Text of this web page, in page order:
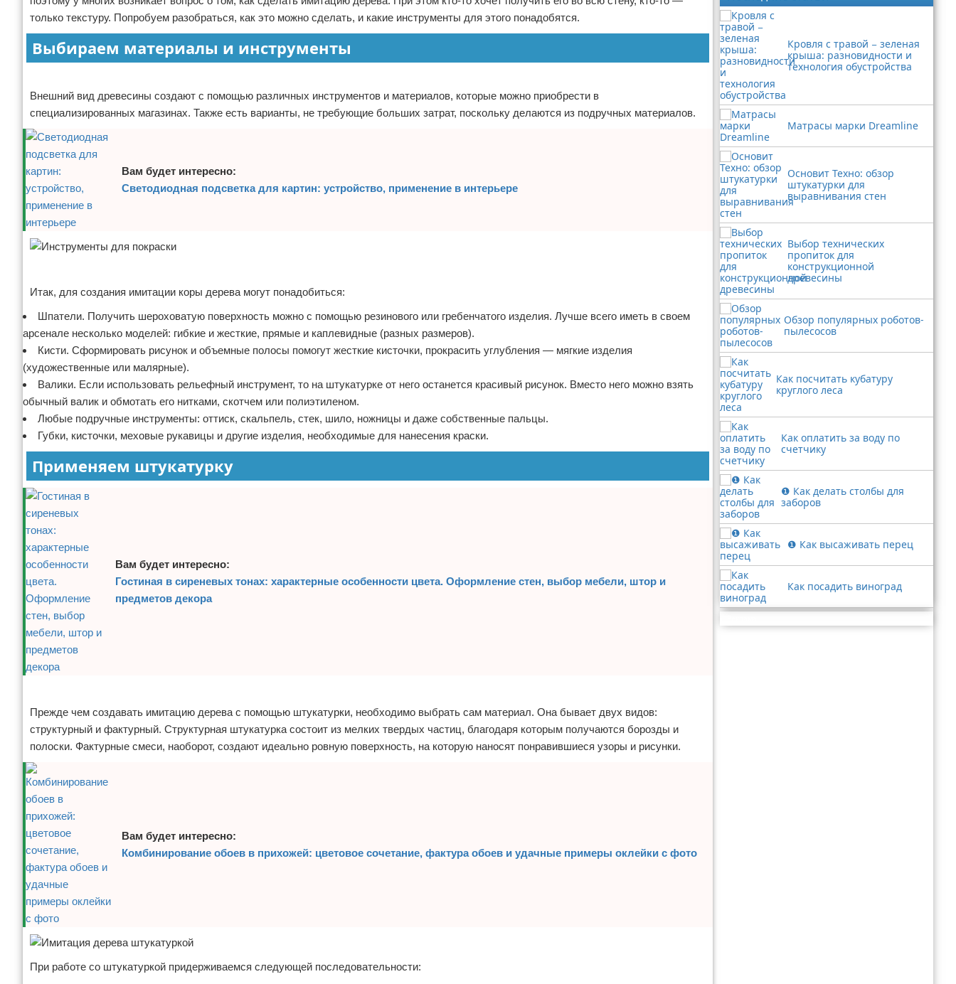
Домашний быт
Коммунальные услуги
Безопасность
Стройматериалы
Разное
Отказ от ответственности
только текстуру. Попробуем разобраться, как это можно сделать, и какие инструменты для этого понадобятся.
Выбираем материалы и инструменты
Внешний вид древесины создают с помощью различных инструментов и материалов, которые можно приобрести в
специализированных магазинах. Также есть варианты, не требующие больших затрат, поскольку делаются из подручных материалов.
Вам будет интересно:
Светодиодная подсветка для картин: устройство, применение в интерьере
Итак, для создания имитации коры дерева могут понадобиться:
Шпатели. Получить шероховатую поверхность можно с помощью резинового или гребенчатого изделия. Лучше всего иметь в своем
арсенале несколько моделей: гибкие и жесткие, прямые и каплевидные (разных размеров).
Кисти. Сформировать рисунок и объемные полосы помогут жесткие кисточки, прокрасить углубления — мягкие изделия
(художественные или малярные).
Валики. Если использовать рельефный инструмент, то на штукатурке от него останется красивый рисунок. Вместо него можно взять
обычный валик и обмотать его нитками, скотчем или полиэтиленом.
Любые подручные инструменты: оттиск, скальпель, стек, шило, ножницы и даже собственные пальцы.
Губки, кисточки, меховые рукавицы и другие изделия, необходимые для нанесения краски.
Применяем штукатурку
Вам будет интересно:
Гостиная в сиреневых тонах: характерные особенности цвета. Оформление стен, выбор мебели, штор и
предметов декора
Прежде чем создавать имитацию дерева с помощью штукатурки, необходимо выбрать сам материал. Она бывает двух видов:
структурный и фактурный. Структурная штукатурка состоит из мелких твердых частиц, благодаря которым получаются борозды и
полоски. Фактурные смеси, наоборот, создают идеально ровную поверхность, на которую наносят понравившиеся узоры и рисунки.
Вам будет интересно:
Комбинирование обоев в прихожей: цветовое сочетание, фактура обоев и удачные примеры оклейки с фото
При работе со штукатуркой придерживаемся следующей последовательности:
Кровля с травой − зеленая
крыша: разновидности и
технология обустройства
Матрасы марки Dreamline
Основит Техно: обзор
штукатурки для
выравнивания стен
Выбор технических
пропиток для
конструкционной
древесины
Обзор популярных роботов-
пылесосов
Как посчитать кубатуру
круглого леса
Как оплатить за воду по
счетчику
❶ Как делать столбы для
заборов
❶ Как высаживать перец
Как посадить виноград